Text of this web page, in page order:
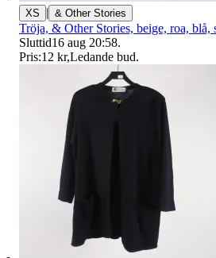
XS | & Other Stories
Tröja, & Other Stories, beige, roa, blå,
Sluttid16 aug 20:58.
Pris:12 kr,Ledande bud.